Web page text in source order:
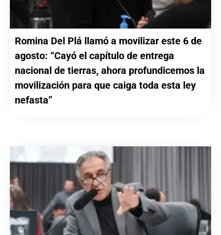
Romina Del Plá llamó a movilizar este 6 de
agosto: “Cayó el capítulo de entrega
nacional de tierras, ahora profundicemos la
movilización para que caiga toda esta ley
nefasta”